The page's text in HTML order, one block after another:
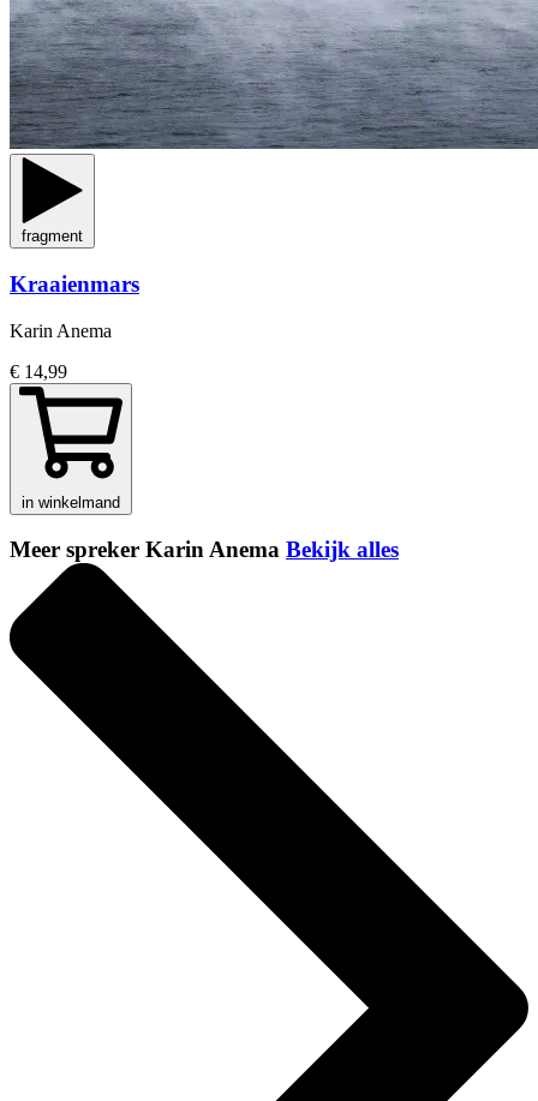
fragment
Kraaienmars
Karin Anema
€ 14,99
in winkelmand
Meer spreker Karin Anema Bekijk alles